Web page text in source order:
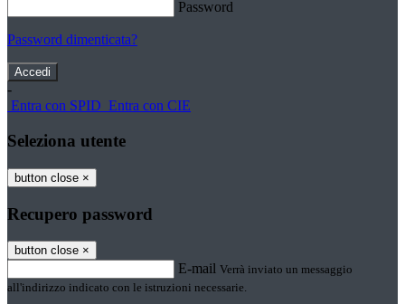
Password
Password dimenticata?
-
Entra con SPID Entra con CIE
Seleziona utente
button close ×
Recupero password
button close ×
E-mail Verrà inviato un messaggio
all'indirizzo indicato con le istruzioni necessarie.